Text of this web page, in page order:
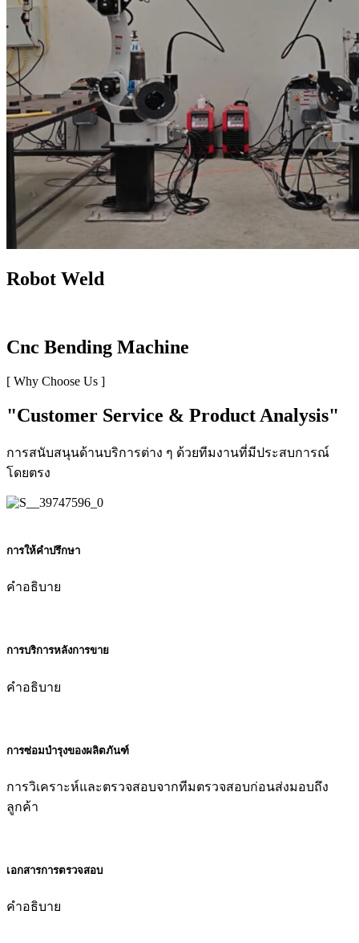
Robot Weld
Cnc Bending Machine
[ Why Choose Us ]
"Customer Service & Product Analysis"
การสนับสนุนด้านบริการต่าง ๆ ด้วยทีมงานที่มีประสบการณ์
โดยตรง
การให้คำปรึกษา
คำอธิบาย
การบริการหลังการขาย
คำอธิบาย
การซ่อมบำรุงของผลิตภันฑ์
การวิเคราะห์และตรวจสอบจากทีมตรวจสอบก่อนส่งมอบถึง
ลูกค้า
เอกสารการตรวจสอบ
คำอธิบาย